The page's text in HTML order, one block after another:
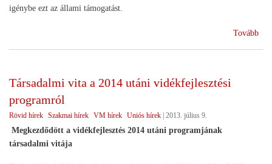
igénybe ezt az állami támogatást.
Tovább
Társadalmi vita a 2014 utáni vidékfejlesztési
programról
Rövid hírek Szakmai hírek VM hírek Uniós hírek 2013. július 9.
Megkezdődött a vidékfejlesztés 2014 utáni programjának
társadalmi vitája